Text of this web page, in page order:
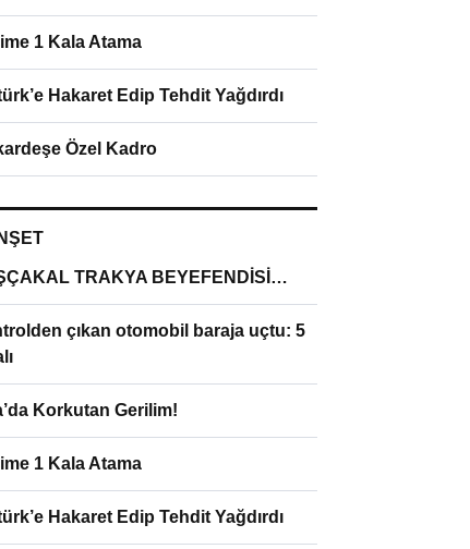
1 Kala Atama
Hakaret Edip Tehdit Yağdırdı
Özel Kadro
TRAKYA BEYEFENDİSİ…
çıkan otomobil baraja uçtu: 5
Korkutan Gerilim!
1 Kala Atama
Hakaret Edip Tehdit Yağdırdı